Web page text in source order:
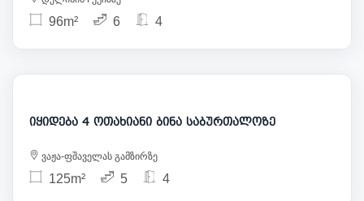
96m² 6 4
205 000
იყიდება 4 ოთახიანი ბინა საბურთალოზე
ვაჟა-ფშაველას გამზირზე
125m² 5 4